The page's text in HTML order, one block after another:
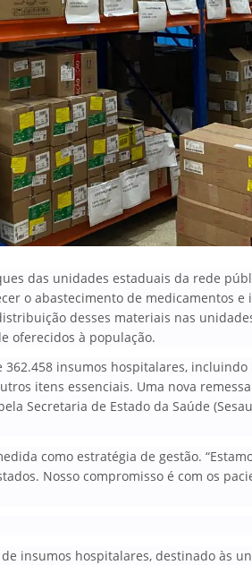
das unidades estaduais da rede
o abastecimento de medicamentos e
desses materiais nas
oferecidos à população.
insumos hospitalares,
itens essenciais. Uma nova
Secretaria de Estado da Saúde
como estratégia de gestão.
Nosso compromisso é com os
insumos hospitalares, destinado às